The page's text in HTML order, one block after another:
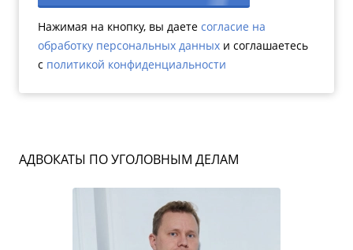
Нажимая на кнопку, вы даете согласие на
обработку персональных данных и соглашаетесь
c политикой конфиденциальности
АДВОКАТЫ ПО УГОЛОВНЫМ ДЕЛАМ